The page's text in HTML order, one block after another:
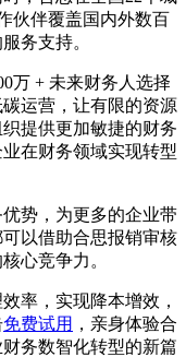
伙伴覆盖国内外数百
务支持。
万 + 未来财务人选择
运营，让有限的资源
提供更加敏捷的财务
在财务领域实现转型
势，为更多的企业带
以借助合思报销审核
心竞争力。
率，实现降本增效，
免费试用 ，亲身体验合
务数智化转型的新篇